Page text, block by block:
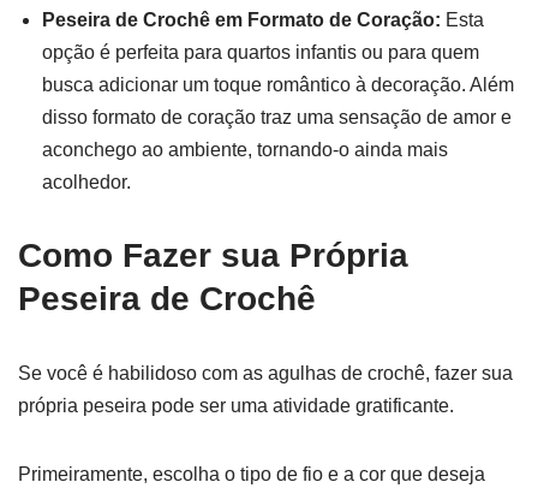
Peseira de Crochê em Formato de Coração: Esta
opção é perfeita para quartos infantis ou para quem
busca adicionar um toque romântico à decoração. Além
disso formato de coração traz uma sensação de amor e
aconchego ao ambiente, tornando-o ainda mais
acolhedor.
Como Fazer sua Própria
Peseira de Crochê
Se você é habilidoso com as agulhas de crochê, fazer sua
própria peseira pode ser uma atividade gratificante.
Primeiramente, escolha o tipo de fio e a cor que deseja